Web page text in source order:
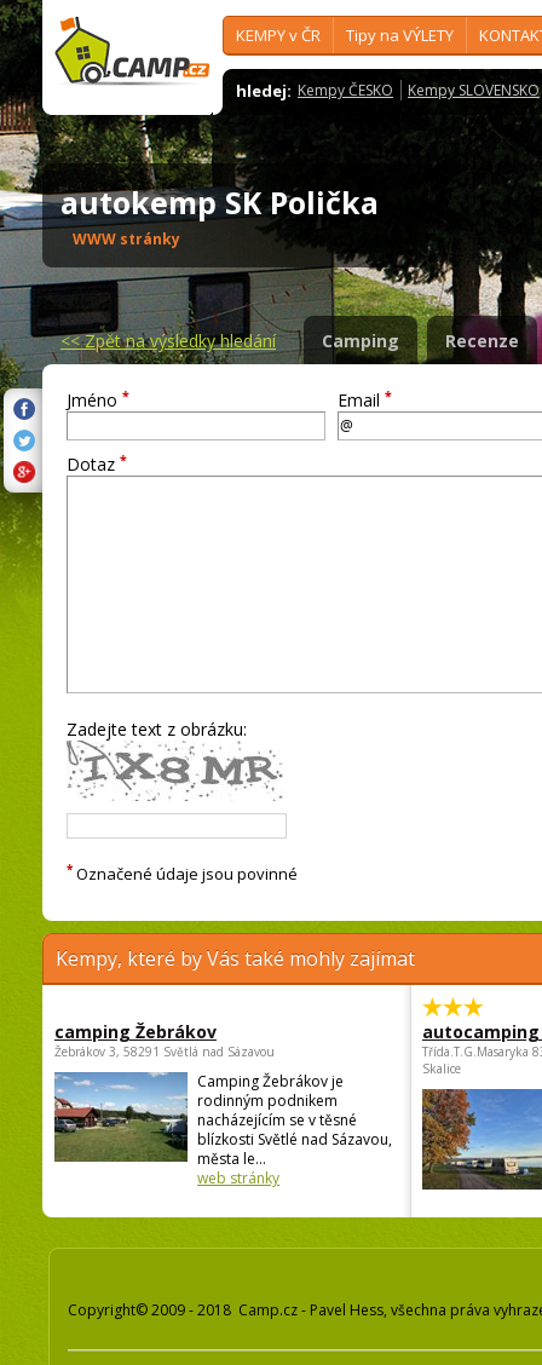
KEMPY v ČR Tipy na VÝLETY
hledej: Kempy ČESKO Kempy SLOVENSKO
autokemp SK Polička
WWW stránky
<<Zpět na výsledky hledání Camping Recenze
Jméno * Email *
Dotaz *
Zadejte text z obrázku:
* Označené údaje jsou povinné
Kempy, které by Vás také mohly zajímat
camping Žebrákov
Žebrákov 3, 58291 Světlá nad Sázavou
Camping Žebrákov je
rodinným podnikem
nacházejícím se v těsné
blízkosti Světlé nad Sázavou,
města le...
web stránky
autocamping
Třída.T.G.Masaryka
Skalice
Copyright© 2009 - 2018 Camp.cz - Pavel Hess, všechna práva